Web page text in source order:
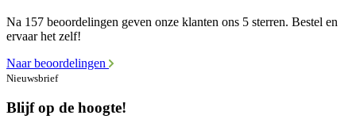
Na 157 beoordelingen geven onze klanten ons 5 sterren. Bestel en
ervaar het zelf!
Naar beoordelingen
Nieuwsbrief
Blijf op de hoogte!